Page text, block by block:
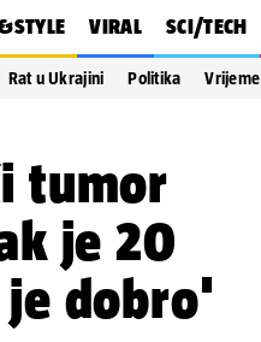
VIRAL SCI/TECH
Rat u Ukrajini Politika Vrijeme
tumor
je 20
dobro'